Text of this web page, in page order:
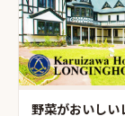
野菜がおいしい